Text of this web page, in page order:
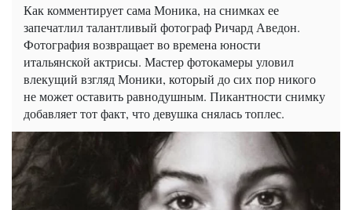
Как комментирует сама Моника, на снимках ее
запечатлил талантливый фотограф Ричард Аведон.
Фотография возвращает во времена юности
итальянской актрисы. Мастер фотокамеры уловил
влекущий взгляд Моники, который до сих пор никого
не может оставить равнодушным. Пикантности снимку
добавляет тот факт, что девушка снялась топлес.